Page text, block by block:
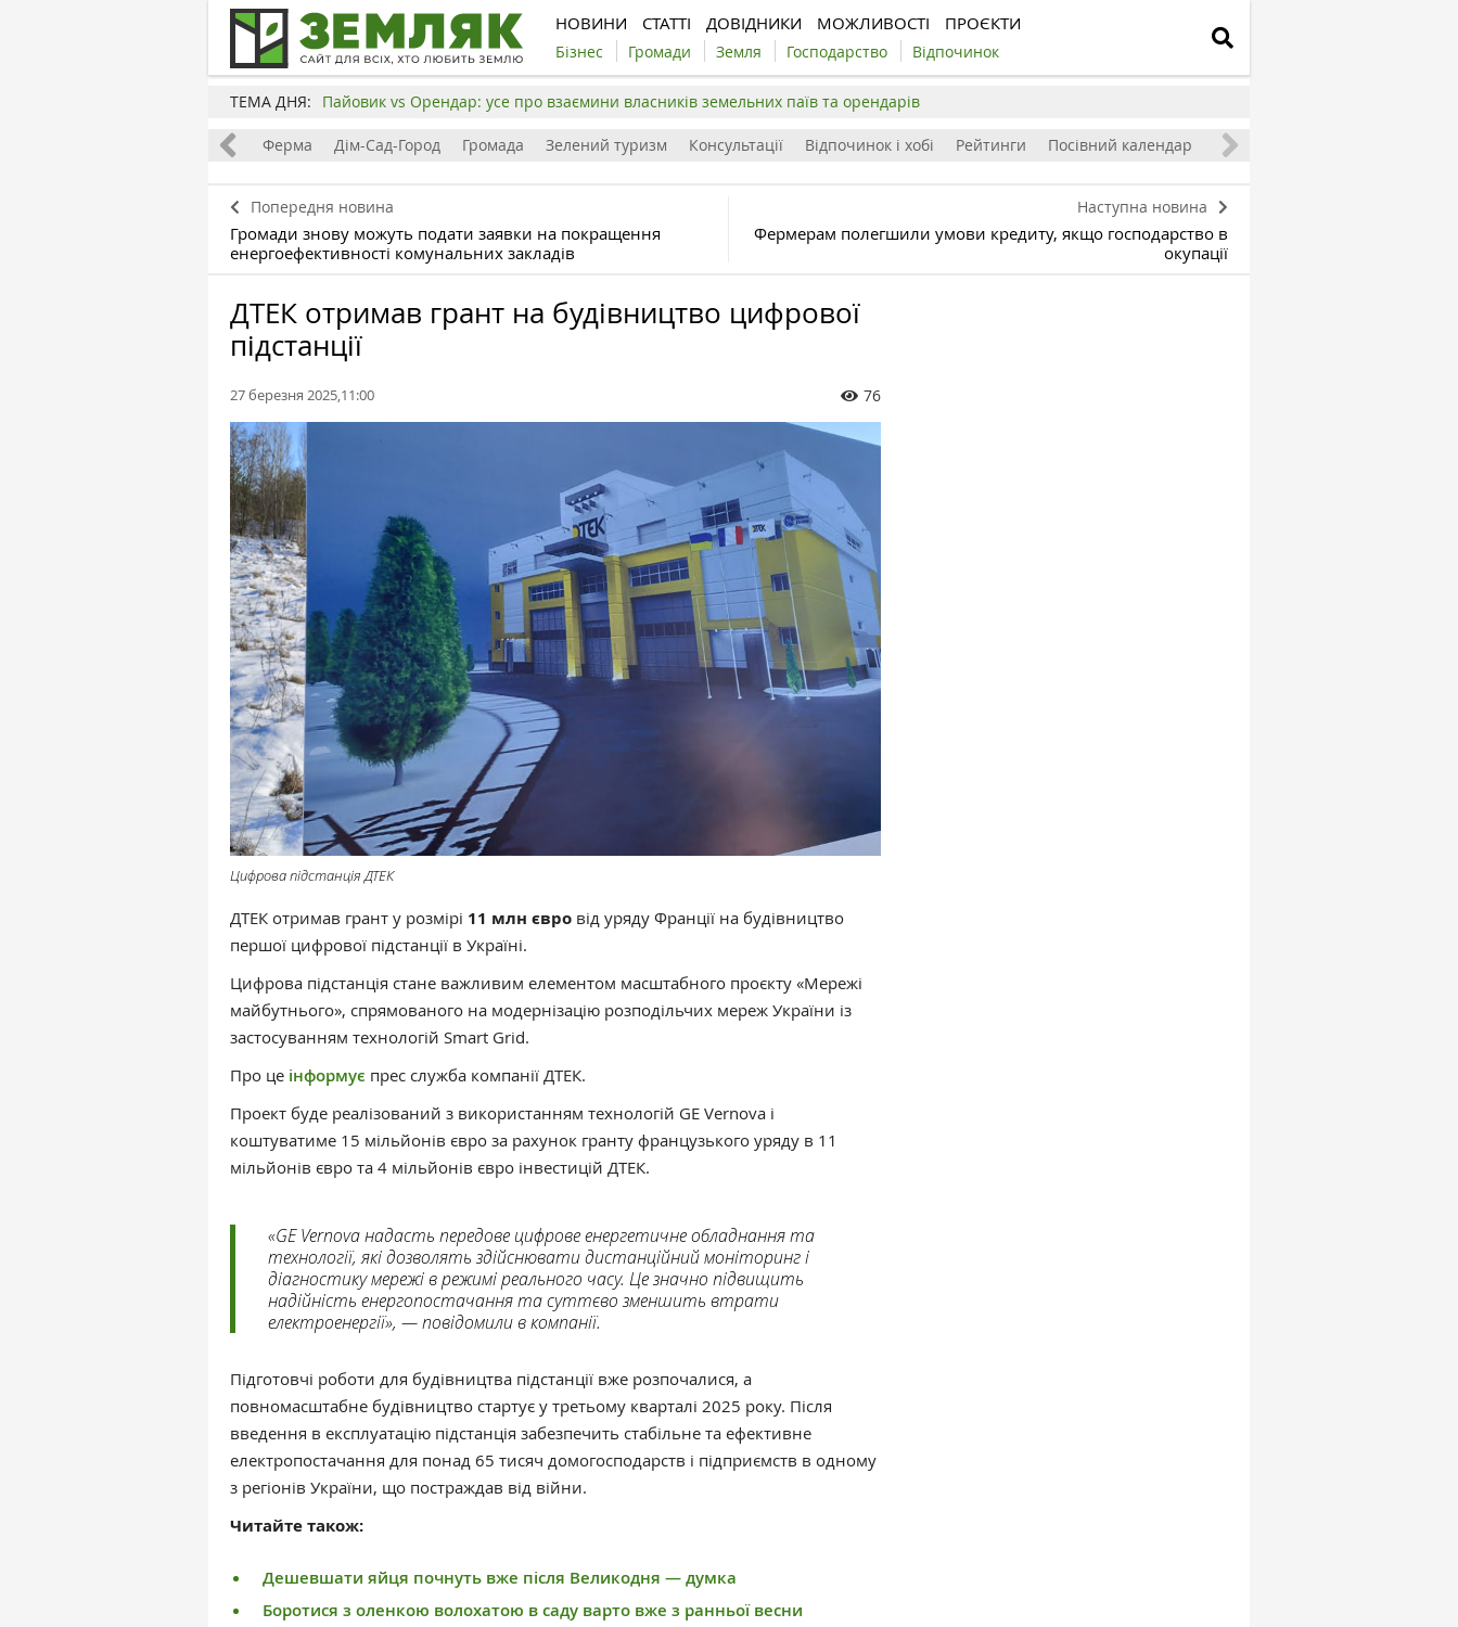
НОВИНИ СТАТТІ ДОВІДНИКИ МОЖЛИВОСТІ ПРОЄКТИ
Бізнес Громади Земля Господарство Відпочинок
ТЕМА ДНЯ: Пайовик vs Орендар: усе про взаємини власників земельних паїв та орендарів
Бізнес Ферма Дім-Сад-Город Громада Зелений туризм Консультації Відпочинок і хобі Рейтинги Посівний календар
Попередня новина
Громади знову можуть подати заявки на покращення
енергоефективності комунальних закладів
Наступна новина
Фермерам полегшили умови кредиту, якщо господарство в
окупації
ДТЕК отримав грант на будівництво цифрової
підстанції
27 березня 2025,11:00 76
Цифрова підстанція ДТЕК
ДТЕК отримав грант у розмірі 11 млн євро від уряду Франції на будівництво
першої цифрової підстанції в Україні.
Цифрова підстанція стане важливим елементом масштабного проєкту «Мережі
майбутнього», спрямованого на модернізацію розподільчих мереж України із
застосуванням технологій Smart Grid.
Про це інформує прес служба компанії ДТЕК.
Проект буде реалізований з використанням технологій GE Vernova і
коштуватиме 15 мільйонів євро за рахунок гранту французького уряду в 11
мільйонів євро та 4 мільйонів євро інвестицій ДТЕК.
«GE Vernova надасть передове цифрове енергетичне обладнання та
технології, які дозволять здійснювати дистанційний моніторинг і
діагностику мережі в режимі реального часу. Це значно підвищить
надійність енергопостачання та суттєво зменшить втрати
електроенергії», — повідомили в компанії.
Підготовчі роботи для будівництва підстанції вже розпочалися, а
повномасштабне будівництво стартує у третьому кварталі 2025 року. Після
введення в експлуатацію підстанція забезпечить стабільне та ефективне
електропостачання для понад 65 тисяч домогосподарств і підприємств в одному
з регіонів України, що постраждав від війни.
Читайте також:
Дешевшати яйця почнуть вже після Великодня — думка
Боротися з оленкою волохатою в саду варто вже з ранньої весни